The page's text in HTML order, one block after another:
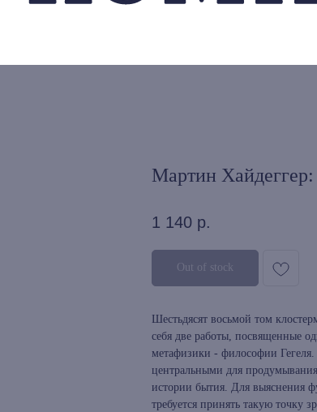
Мартин Хайдеггер:
1 140 р.
Out of stock
Шестьдясят восьмой том
себя две работы, посвященные
метафизики - философии
центральными для
истории бытия. Для выяснения
требуется принять такую точку